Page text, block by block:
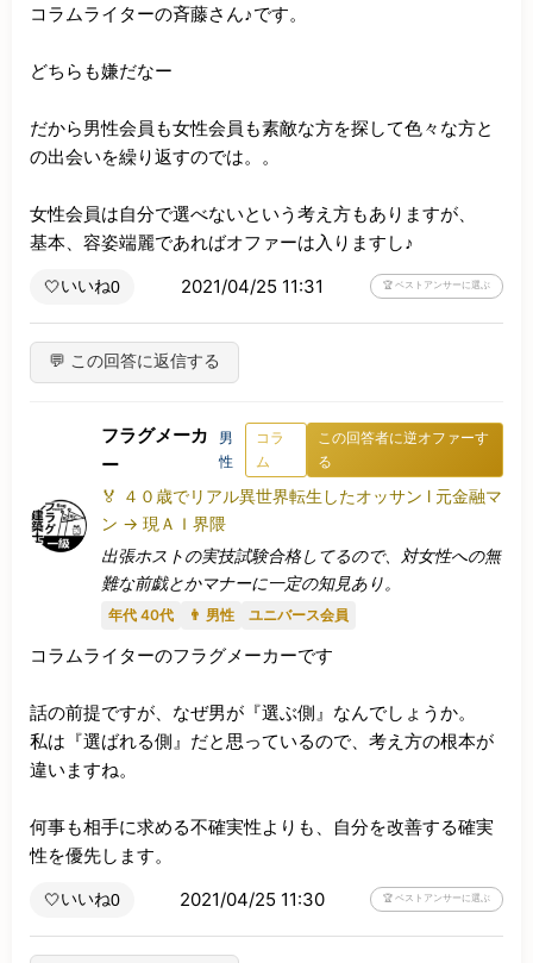
コラムライターの斉藤さん♪です。
どちらも嫌だなー
だから男性会員も女性会員も素敵な方を探して色々な方と
の出会いを繰り返すのでは。。
女性会員は自分で選べないという考え方もありますが、
基本、容姿端麗であればオファーは入りますし♪
🤍いいね0 2021/04/25 11:31 🏆 ベストアンサーに選ぶ
💬 この回答に返信する
フラグメーカ
ー
男
性
コラ
ム
この回答者に逆オファーす
る
🏅 ４０歳でリアル異世界転生したオッサン l 元金融マ
ン → 現ＡＩ界隈
出張ホストの実技試験合格してるので、対女性への無
難な前戯とかマナーに一定の知見あり。
年代 40代 👨 男性 ユニバース会員
コラムライターのフラグメーカーです
話の前提ですが、なぜ男が『選ぶ側』なんでしょうか。
私は『選ばれる側』だと思っているので、考え方の根本が
違いますね。
何事も相手に求める不確実性よりも、自分を改善する確実
性を優先します。
🤍いいね0 2021/04/25 11:30 🏆 ベストアンサーに選ぶ